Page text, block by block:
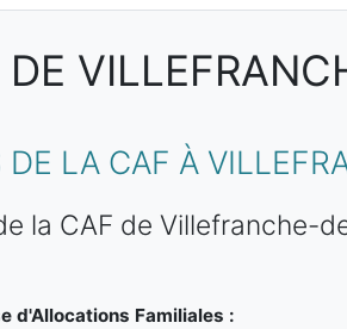
DE LA CAF À
la CAF de Villefranche-
d'Allocations Familiales :